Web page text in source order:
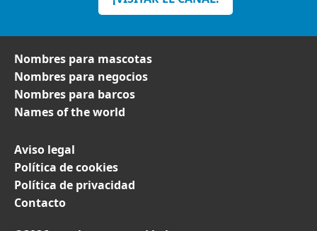
Nombres para mascotas
Nombres para negocios
Nombres para barcos
Names of the world
Aviso legal
Política de cookies
Política de privacidad
Contacto